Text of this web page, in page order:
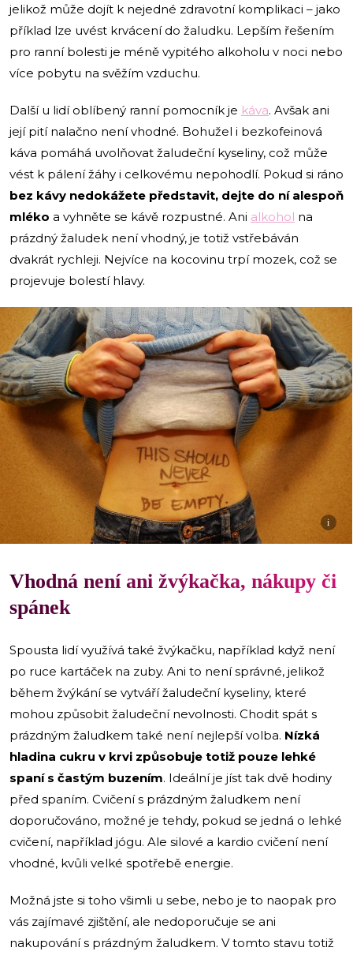
jelikož může dojít k nejedné zdravotní komplikaci – jako
příklad lze uvést krvácení do žaludku. Lepším řešením
pro ranní bolesti je méně vypitého alkoholu v noci nebo
více pobytu na svěžím vzduchu.
Další u lidí oblíbený ranní pomocník je káva. Avšak ani
její pití nalačno není vhodné. Bohužel i bezkofeinová
káva pomáhá uvolňovat žaludeční kyseliny, což může
vést k pálení žáhy i celkovému nepohodlí. Pokud si ráno
bez kávy nedokážete představit, dejte do ní alespoň
mléko a vyhněte se kávě rozpustné. Ani alkohol na
prázdný žaludek není vhodný, je totiž vstřebáván
dvakrát rychleji. Nejvíce na kocovinu trpí mozek, což se
projevuje bolestí hlavy.
i
Vhodná není ani žvýkačka, nákupy či
spánek
Spousta lidí využívá také žvýkačku, například když není
po ruce kartáček na zuby. Ani to není správné, jelikož
během žvýkání se vytváří žaludeční kyseliny, které
mohou způsobit žaludeční nevolnosti. Chodit spát s
prázdným žaludkem také není nejlepší volba. Nízká
hladina cukru v krvi způsobuje totiž pouze lehké
spaní s častým buzením. Ideální je jíst tak dvě hodiny
před spaním. Cvičení s prázdným žaludkem není
doporučováno, možné je tehdy, pokud se jedná o lehké
cvičení, například jógu. Ale silové a kardio cvičení není
vhodné, kvůli velké spotřebě energie.
Možná jste si toho všimli u sebe, nebo je to naopak pro
vás zajímavé zjištění, ale nedoporučuje se ani
nakupování s prázdným žaludkem. V tomto stavu totiž